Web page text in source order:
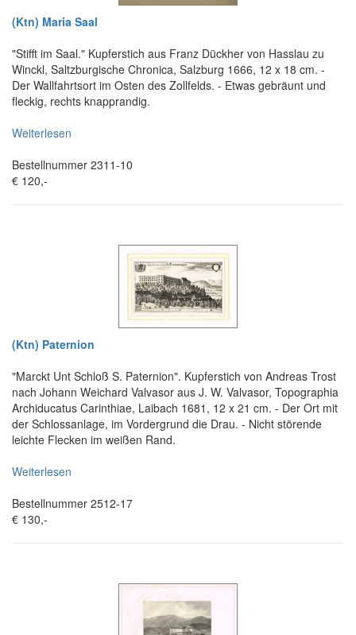
(Ktn) Maria Saal
"Stifft im Saal." Kupferstich aus Franz Dückher von Hasslau zu
Winckl, Saltzburgische Chronica, Salzburg 1666, 12 x 18 cm. -
Der Wallfahrtsort im Osten des Zollfelds. - Etwas gebräunt und
fleckig, rechts knapprandig.
Weiterlesen
Bestellnummer 2311-10
€ 120,-
(Ktn) Paternion
"Marckt Unt Schloß S. Paternion". Kupferstich von Andreas Trost
nach Johann Weichard Valvasor aus J. W. Valvasor, Topographia
Archiducatus Carinthiae, Laibach 1681, 12 x 21 cm. - Der Ort mit
der Schlossanlage, im Vordergrund die Drau. - Nicht störende
leichte Flecken im weißen Rand.
Weiterlesen
Bestellnummer 2512-17
€ 130,-